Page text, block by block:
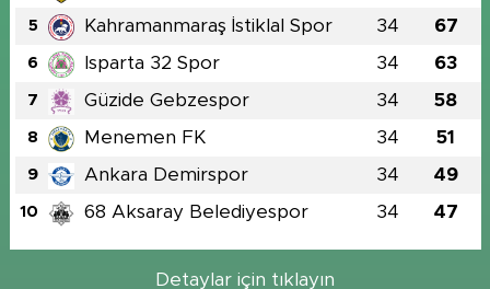
5 Kahramanmaraş İstiklal Spor 34 67
6 Isparta 32 Spor 34 63
7 Güzide Gebzespor 34 58
8 Menemen FK 34 51
9 Ankara Demirspor 34 49
10 68 Aksaray Belediyespor 34 47
Detaylar için tıklayın